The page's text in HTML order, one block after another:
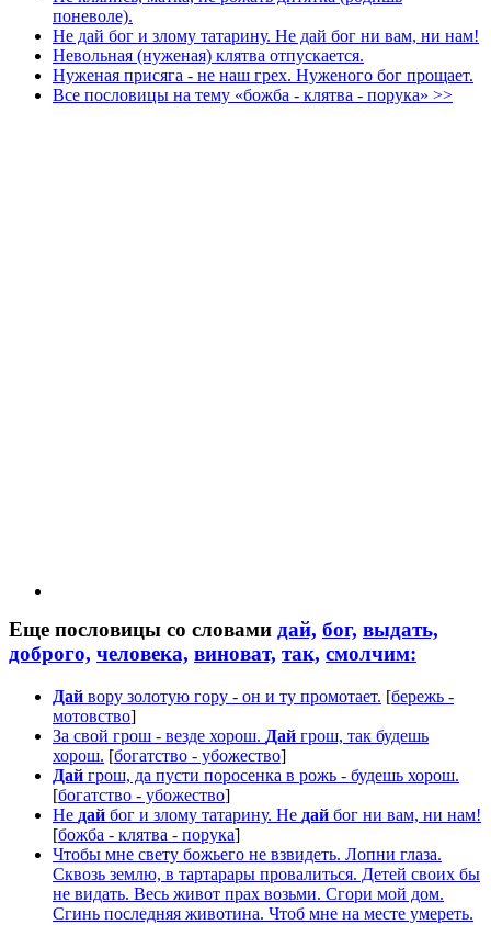
поневоле).
Не дай бог и злому татарину. Не дай бог ни вам, ни нам!
Невольная (нуженая) клятва отпускается.
Нуженая присяга - не наш грех. Нуженого бог прощает.
Все пословицы на тему «божба - клятва - порука» >>
Еще пословицы со словами дай, бог, выдать,
доброго, человека, виноват, так, смолчим:
Дай вору золотую гору - он и ту промотает. [бережь -
мотовство]
За свой грош - везде хорош. Дай грош, так будешь
хорош. [богатство - убожество]
Дай грош, да пусти поросенка в рожь - будешь хорош.
[богатство - убожество]
Не дай бог и злому татарину. Не дай бог ни вам, ни нам!
[божба - клятва - порука]
Чтобы мне свету божьего не взвидеть. Лопни глаза.
Сквозь землю, в тартарары провалиться. Детей своих бы
не видать. Весь живот прах возьми. Сгори мой дом.
Сгинь последняя животина. Чтоб мне на месте умереть.